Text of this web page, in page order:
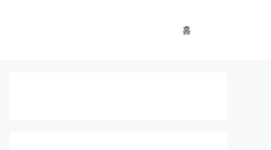
홈